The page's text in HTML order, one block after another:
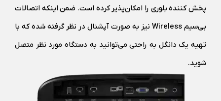
پخش کننده بلوری را امکان‌پذیر کرده است. ضمن اینکه اتصالات
بی‌سیم Wireless نیز به صورت آپشنال در نظر گرفته شده که با
تهیه یک دانگل به راحتی می‌توانید به دستگاه مورد نظر متصل
شوید.